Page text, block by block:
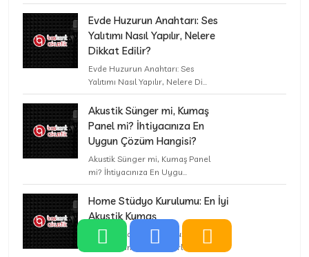
Evde Huzurun Anahtarı: Ses
Yalıtımı Nasıl Yapılır, Nelere
Dikkat Edilir?
Evde Huzurun Anahtarı: Ses
Yalıtımı Nasıl Yapılır, Nelere Di...
Akustik Sünger mi, Kumaş
Panel mi? İhtiyacınıza En
Uygun Çözüm Hangisi?
Akustik Sünger mi, Kumaş Panel
mi? İhtiyacınıza En Uygu...
Home Stüdyo Kurulumu: En İyi
Akustik Kumaş
Home Stüdyo Kurulumu: En İyi
Akustik Kumaş Panel Yerleş...